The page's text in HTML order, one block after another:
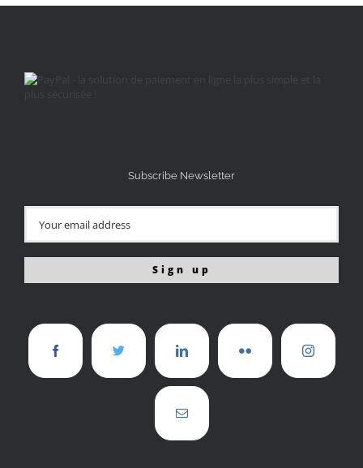
Subscribe Newsletter